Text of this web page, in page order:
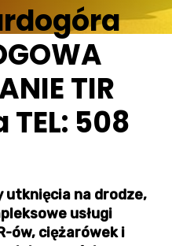
TIR
508
utknięcia na drodze,
usługi
ów, ciężarówek i